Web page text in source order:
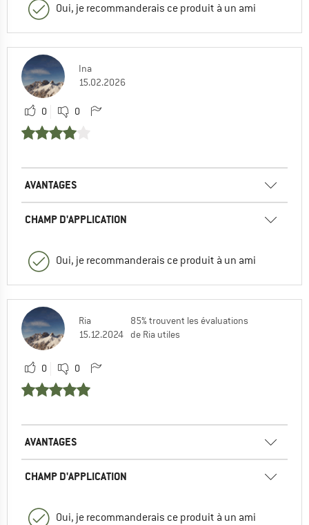
Oui, je recommanderais ce produit à un ami
Ina
15.02.2026
0 0
AVANTAGES
CHAMP D'APPLICATION
Oui, je recommanderais ce produit à un ami
Ria
15.12.2024
85% trouvent les évaluations
de Ria utiles
0 0
AVANTAGES
CHAMP D'APPLICATION
Oui, je recommanderais ce produit à un ami